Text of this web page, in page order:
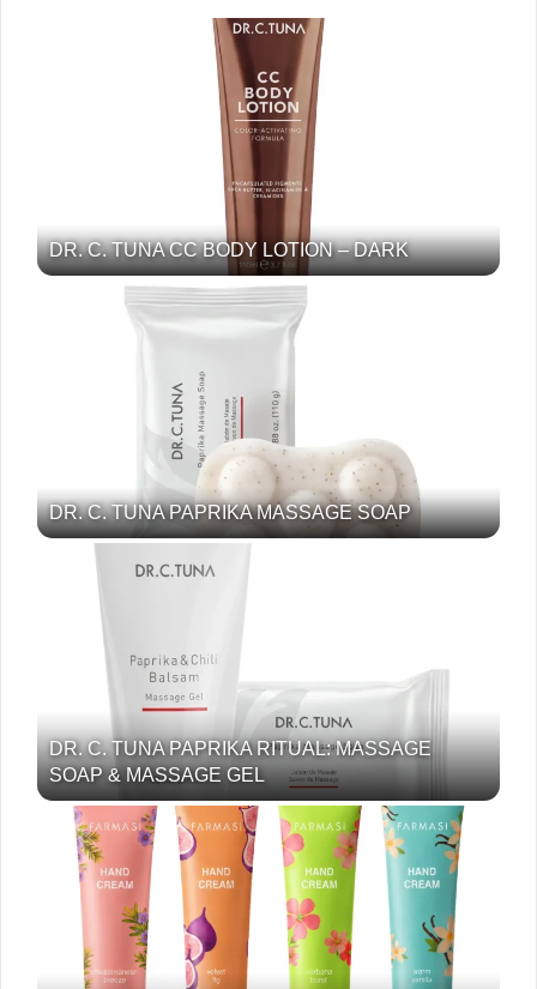
DR. C. TUNA CC BODY LOTION – DARK
DR. C. TUNA PAPRIKA MASSAGE SOAP
DR. C. TUNA PAPRIKA RITUAL: MASSAGE
SOAP & MASSAGE GEL